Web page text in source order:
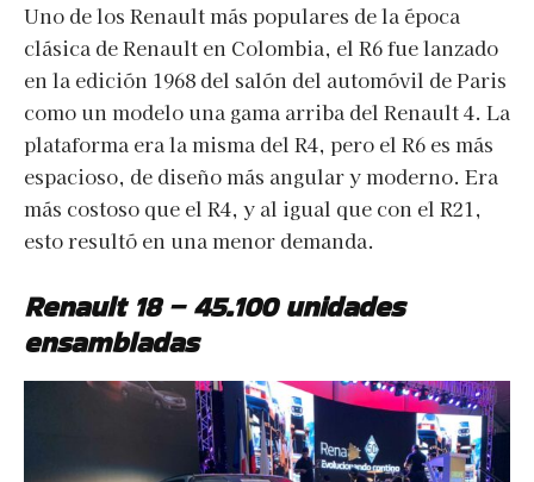
Uno de los Renault más populares de la época
clásica de Renault en Colombia, el R6 fue lanzado
en la edición 1968 del salón del automóvil de Paris
como un modelo una gama arriba del Renault 4. La
plataforma era la misma del R4, pero el R6 es más
espacioso, de diseño más angular y moderno. Era
más costoso que el R4, y al igual que con el R21,
esto resultó en una menor demanda.
Renault 18 – 45.100 unidades
ensambladas